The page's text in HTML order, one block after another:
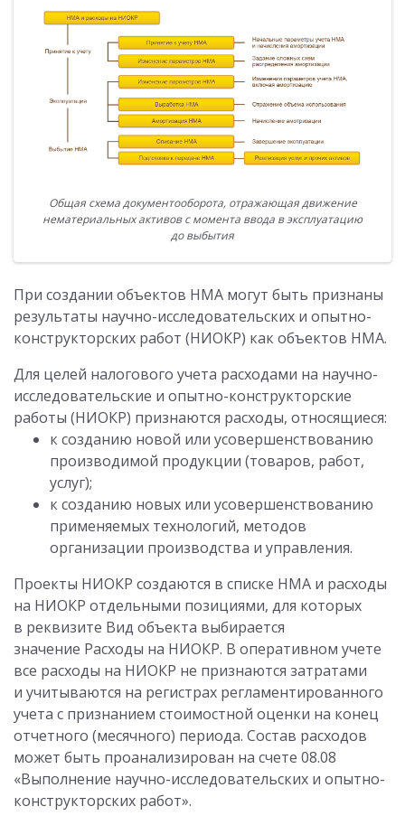
Общая схема документооборота, отражающая движение
нематериальных активов с момента ввода в эксплуатацию
до выбытия
При создании объектов НМА могут быть признаны
результаты научно-исследовательских и опытно-
конструкторских работ (НИОКР) как объектов НМА.
Для целей налогового учета расходами на научно-
исследовательские и опытно-конструкторские
работы (НИОКР) признаются расходы, относящиеся:
к созданию новой или усовершенствованию
производимой продукции (товаров, работ,
услуг);
к созданию новых или усовершенствованию
применяемых технологий, методов
организации производства и управления.
Проекты НИОКР создаются в списке НМА и расходы
на НИОКР отдельными позициями, для которых
в реквизите Вид объекта выбирается
значение Расходы на НИОКР. В оперативном учете
все расходы на НИОКР не признаются затратами
и учитываются на регистрах регламентированного
учета с признанием стоимостной оценки на конец
отчетного (месячного) периода. Состав расходов
может быть проанализирован на счете 08.08
«Выполнение научно-исследовательских и опытно-
конструкторских работ».